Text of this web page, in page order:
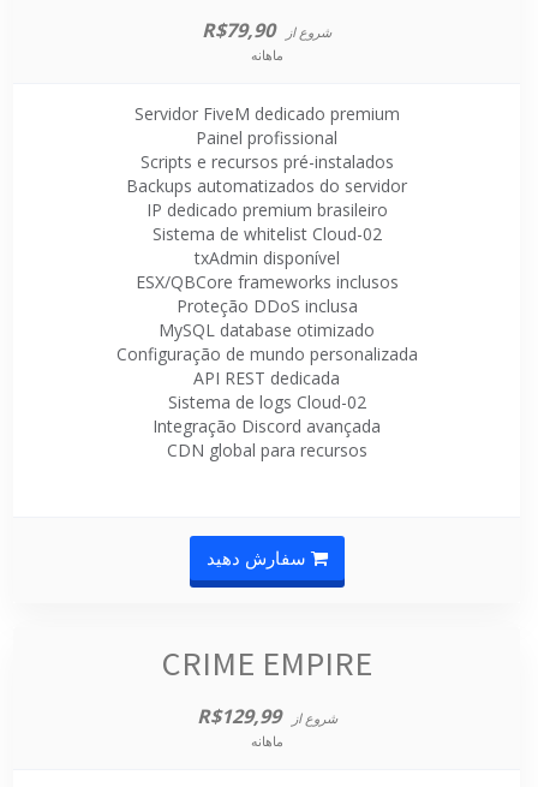
شروع از R$79,90
ماهانه
Servidor FiveM dedicado premium
Painel profissional
Scripts e recursos pré-instalados
Backups automatizados do servidor
IP dedicado premium brasileiro
Sistema de whitelist Cloud-02
txAdmin disponível
ESX/QBCore frameworks inclusos
Proteção DDoS inclusa
MySQL database otimizado
Configuração de mundo personalizada
API REST dedicada
Sistema de logs Cloud-02
Integração Discord avançada
CDN global para recursos
سفارش دهید
CRIME EMPIRE
شروع از R$129,99
ماهانه